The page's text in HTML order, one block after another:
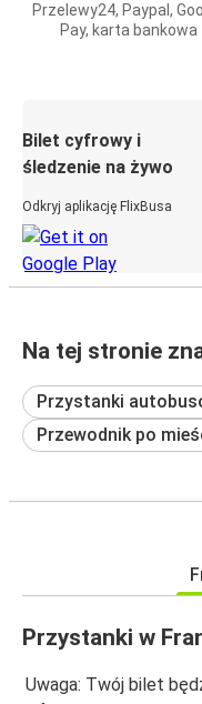
Przelewy24, Paypal,
Pay, karta bankowa
Bilet cyfrowy i
śledzenie na żywo
Odkryj aplikację FlixBusa
Na tej stronie
Przystanki
Przewodnik po
Przystanki w
Uwaga: Twój bilet